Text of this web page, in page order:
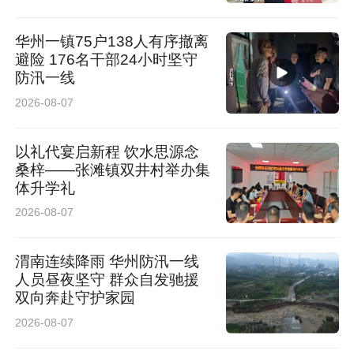
华州一镇75户138人有序撤离
避险 176名干部24小时坚守
防汛一线
2026-08-07
以礼代宴启新程 饮水思源念
桑梓——张滩镇双井村举办集
体升学礼
2026-08-07
渭南连续降雨 华州防汛一线
人员昼夜坚守 群众自发驰援
双向奔赴守护家园
2026-08-07